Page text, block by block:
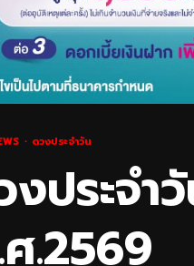
ดวงประจำวัน
งประจำ
.2569